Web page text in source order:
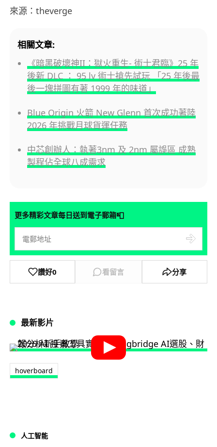
來源：theverge
相關文章:
《暗黑破壞神II：獄火重生- 術士君臨》25 年
後新 DLC ： 95 lv 術士搶先試玩 「25 年後最
後一塊拼圖有著 1999 年的味道」
Blue Origin 火箭 New Glenn 首次成功著陸
2026 年挑戰月球貨運任務
中芯創辦人：執著3nm 及 2nm 屬誤區 成熟
製程佔全球八成需求
更多精彩文章每日送到電子郵箱📮
讚好0 看留言 分享
最新影片
hoverboard
人工智能